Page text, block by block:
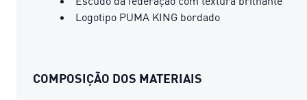
Logotipo PUMA KING bordado
COMPOSIÇÃO DOS MATERIAIS